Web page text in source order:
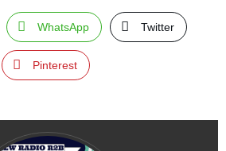
WhatsApp Twitter
Pinterest